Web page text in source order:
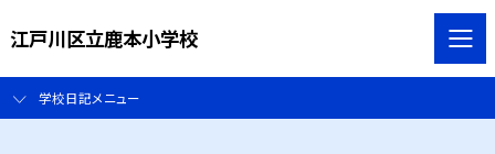
江戸川区立鹿本小学校
学校日記メニュー